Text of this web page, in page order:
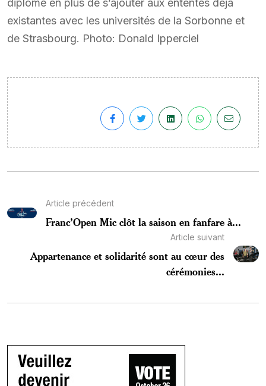
existantes avec les universités de la Sorbonne et
de Strasbourg. Photo: Donald Ipperciel
Article précédent
Franc’Open Mic clôt la saison en fanfare à...
Article suivant
Appartenance et solidarité sont au cœur des
cérémonies...